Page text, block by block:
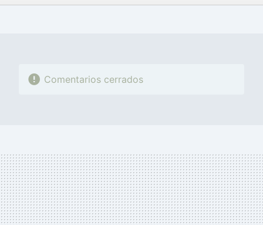
FACEBOOK
TWITTERFLIPBOARD
E-
WHATSAPP
Comentarios cerrados